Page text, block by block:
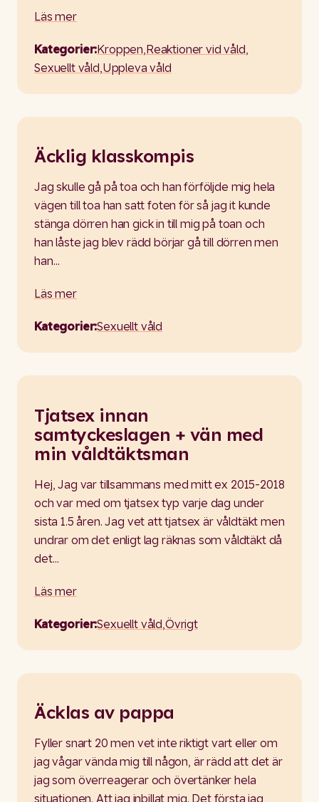
Läs mer
Kategorier:Kroppen,Reaktioner vid våld,
Sexuellt våld,Uppleva våld
Äcklig klasskompis
Jag skulle gå på toa och han förföljde mig hela
vägen till toa han satt foten för så jag it kunde
stänga dörren han gick in till mig på toan och
han låste jag blev rädd börjar gå till dörren men
han…
Läs mer
Kategorier:Sexuellt våld
Tjatsex innan
samtyckeslagen + vän med
min våldtäktsman
Hej, Jag var tillsammans med mitt ex 2015-2018
och var med om tjatsex typ varje dag under
sista 1.5 åren. Jag vet att tjatsex är våldtäkt men
undrar om det enligt lag räknas som våldtäkt då
det…
Läs mer
Kategorier:Sexuellt våld,Övrigt
Äcklas av pappa
Fyller snart 20 men vet inte riktigt vart eller om
jag vågar vända mig till någon, är rädd att det är
jag som överreagerar och övertänker hela
situationen. Att jag inbillat mig. Det första jag